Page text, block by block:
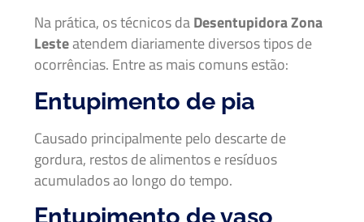
Na prática, os técnicos daDesentupidora Zona
Lesteatendem diariamente diversos tipos de
ocorrências. Entre as mais comuns estão:
Entupimento de pia
Causado principalmente pelo descarte de
gordura, restos de alimentos e resíduos
acumulados ao longo do tempo.
Entupimento de vaso